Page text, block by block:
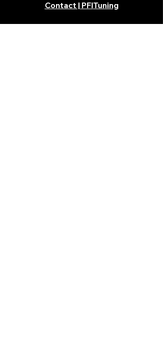
Contact | PFITuning